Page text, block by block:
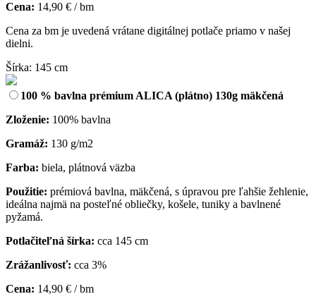
Cena: 14,90 € / bm
Cena za bm je uvedená vrátane digitálnej potlače priamo v našej
dielni.
Šírka: 145 cm
100 % bavlna prémium ALICA (plátno) 130g mäkčená
Zloženie: 100% bavlna
Gramáž: 130 g/m2
Farba: biela, plátnová väzba
Použitie: prémiová bavlna, mäkčená, s úpravou pre ľahšie žehlenie,
ideálna najmä na posteľné obliečky, košele, tuniky a bavlnené
pyžamá.
Potlačiteľná šírka: cca 145 cm
Zrážanlivosť: cca 3%
Cena: 14,90 € / bm